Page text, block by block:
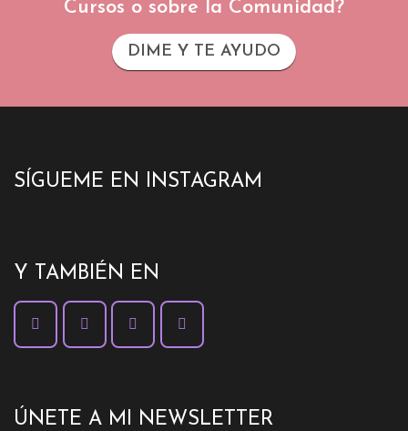
Cursos o sobre la Comunidad?
DIME Y TE AYUDO
SÍGUEME EN INSTAGRAM
Y TAMBIÉN EN
ÚNETE A MI NEWSLETTER